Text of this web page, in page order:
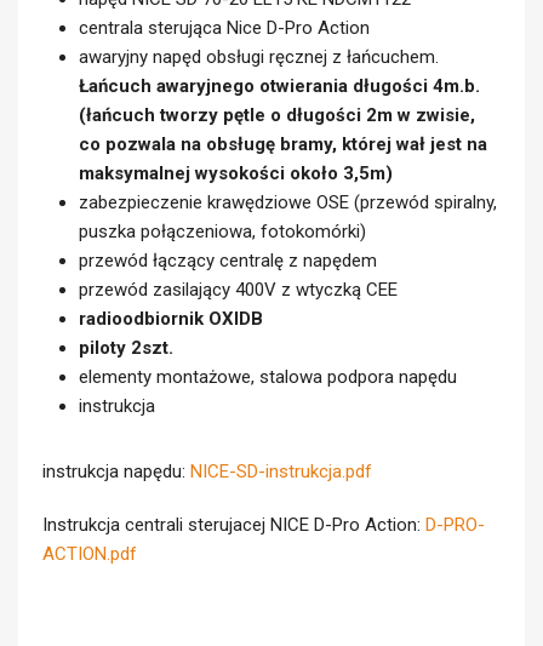
centrala sterująca Nice D-Pro Action
awaryjny napęd obsługi ręcznej z łańcuchem.
Łańcuch awaryjnego otwierania długości 4m.b.
(łańcuch tworzy pętle o długości 2m w zwisie,
co pozwala na obsługę bramy, której wał jest na
maksymalnej wysokości około 3,5m)
zabezpieczenie krawędziowe OSE (przewód spiralny,
puszka połączeniowa, fotokomórki)
przewód łączący centralę z napędem
przewód zasilający 400V z wtyczką CEE
radioodbiornik OXIDB
piloty 2szt.
elementy montażowe, stalowa podpora napędu
instrukcja
instrukcja napędu: NICE-SD-instrukcja.pdf
Instrukcja centrali sterujacej NICE D-Pro Action: D-PRO-
ACTION.pdf